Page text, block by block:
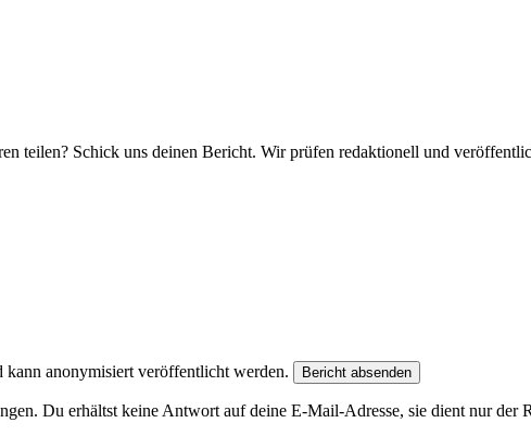
teilen? Schick uns deinen Bericht. Wir prüfen redaktionell und
anonymisiert veröffentlicht werden. Bericht absenden
Du erhältst keine Antwort auf deine E-Mail-Adresse, sie dient nur der